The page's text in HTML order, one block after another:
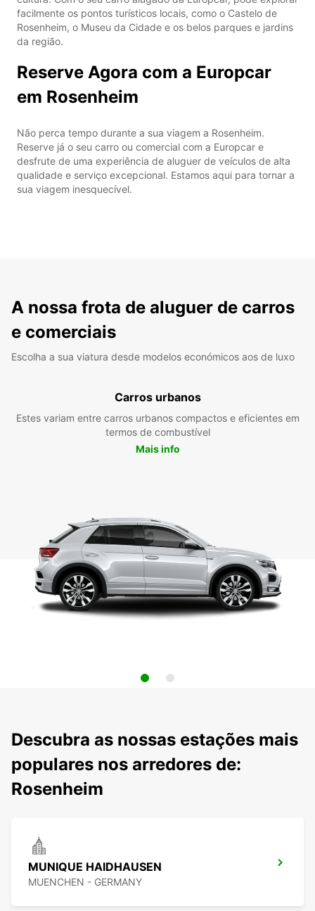
facilmente os pontos turísticos locais, como o Castelo de
Rosenheim, o Museu da Cidade e os belos parques e jardins
da região.
Reserve Agora com a Europcar
em Rosenheim
Não perca tempo durante a sua viagem a Rosenheim.
Reserve já o seu carro ou comercial com a Europcar e
desfrute de uma experiência de aluguer de veículos de alta
qualidade e serviço excepcional. Estamos aqui para tornar a
sua viagem inesquecível.
A nossa frota de aluguer de carros
e comerciais
Escolha a sua viatura desde modelos económicos aos de luxo
Carros urbanos
Estes variam entre carros urbanos compactos e eficientes em
termos de combustível
Mais info
Descubra as nossas estações mais
populares nos arredores de:
Rosenheim
MUNIQUE HAIDHAUSEN
MUENCHEN - GERMANY